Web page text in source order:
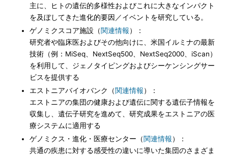
主に、ヒトの遺伝的多様性およびこれに大きなインパクト
を及ぼしてきた進化的要因／イベントを研究している。
ゲノミクスコア施設（関連情報）：
研究者や臨床医およびその他向けに、米国イルミナの最新
技術（例：MiSeq、NextSeq500、NextSeq2000、iScan）
を利用して、ジェノタイピングおよびシーケンシングサー
ビスを提供する
エストニアバイオバンク（関連情報）：
エストニアの集団の健康および遺伝に関する遺伝子情報を
収集し、遺伝子研究を進めて、研究成果をエストニアの医
療システムに適用する
ゲノミクス・進化・医療センター（関連情報）：
共通の疾患に対する感受性の違いに導いた集団のさまざま